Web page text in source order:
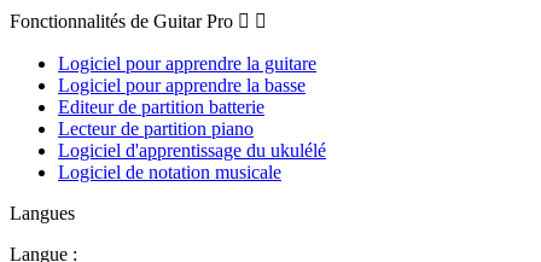
Fonctionnalités de Guitar Pro  
Logiciel pour apprendre la guitare
Logiciel pour apprendre la basse
Editeur de partition batterie
Lecteur de partition piano
Logiciel d'apprentissage du ukulélé
Logiciel de notation musicale
Langues
Langue :